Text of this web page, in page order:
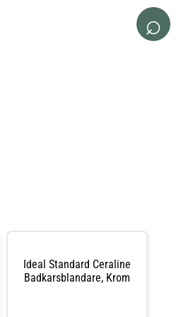
⌕
Ideal Standard Ceraline
Badkarsblandare, Krom